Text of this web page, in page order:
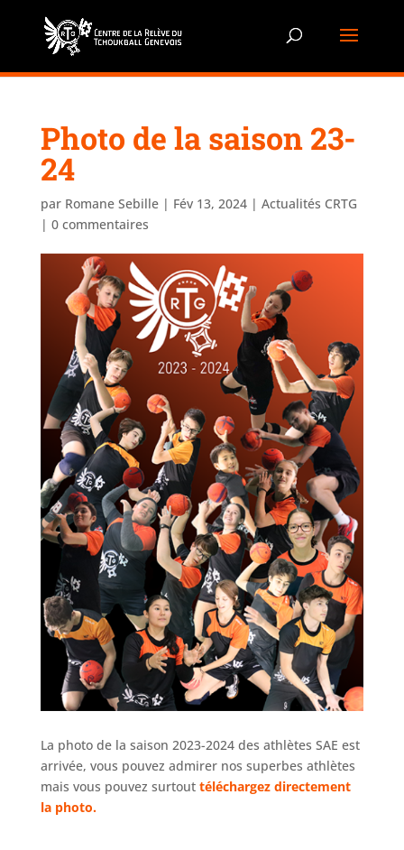
Photo de la saison 23-
24
par Romane Sebille| Fév 13, 2024| Actualités CRTG
| 0 commentaires
La photo de la saison 2023-2024 des athlètes SAE est
arrivée, vous pouvez admirer nos superbes athlètes
mais vous pouvez surtout téléchargez directement
la photo.